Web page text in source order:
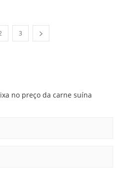
3
no preço da carne suína